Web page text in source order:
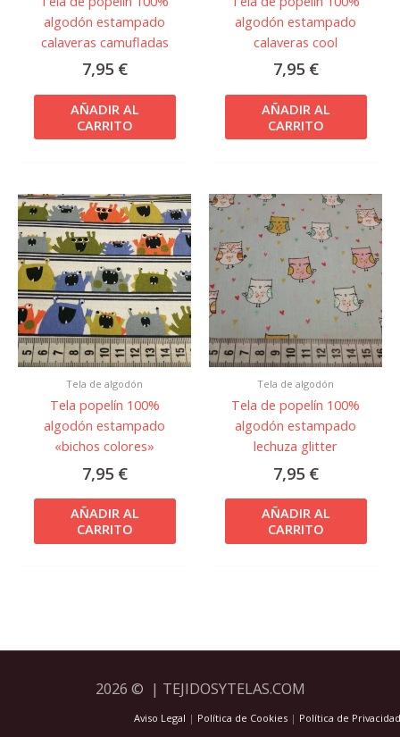
algodón estampado
calaveras camufladas
7,95 €
AÑADIR AL
CARRITO
algodón estampado
calaveras cool
7,95 €
AÑADIR AL
CARRITO
Tela de algodón
Tela popelín 100%
algodón estampado
«bichos colores»
7,95 €
AÑADIR AL
CARRITO
Tela de algodón
Tela de popelín 100%
algodón estampado
lechuza glitter
7,95 €
AÑADIR AL
CARRITO
2026 © | TEJIDOSYTELAS.COM
Aviso Legal | Política de Cookies| Política de Privacidad